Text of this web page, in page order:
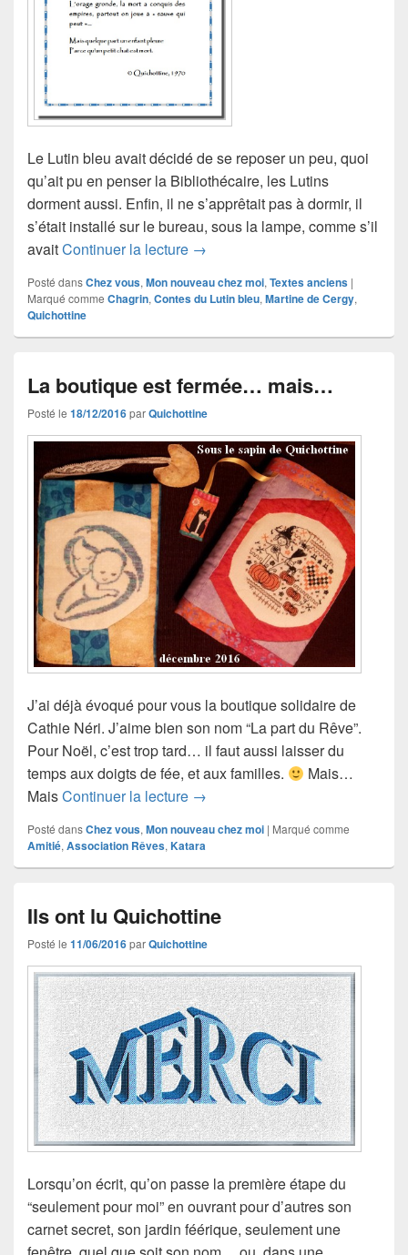
Le Lutin bleu avait décidé de se reposer un peu, quoi
qu’ait pu en penser la Bibliothécaire, les Lutins
dorment aussi. Enfin, il ne s’apprêtait pas à dormir, il
s’était installé sur le bureau, sous la lampe, comme s’il
avaitContinuer la lecture Le chagrin
→
Posté dansChez vous, Mon nouveau chez moi, Textes anciens |
Marqué comme Chagrin, Contes du Lutin bleu, Martine de Cergy,
Quichottine
La boutique est fermée… mais…
Posté le 18/12/2016parQuichottine
J’ai déjà évoqué pour vous la boutique solidaire de
Cathie Néri. J’aime bien son nom “La part du Rêve”.
Pour Noël, c’est trop tard… il faut aussi laisser du
temps aux doigts de fée, et aux familles.
Mais…
MaisContinuer la lecture La boutique est fermée… mais…
→
Posté dansChez vous, Mon nouveau chez moi | Marqué comme
Amitié, Association Rêves, Katara
Ils ont lu Quichottine
Posté le 11/06/2016parQuichottine
Lorsqu’on écrit, qu’on passe la première étape du
“seulement pour moi” en ouvrant pour d’autres son
carnet secret, son jardin féérique, seulement une